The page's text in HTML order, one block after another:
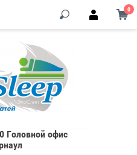
0
Головной офис